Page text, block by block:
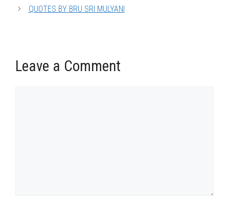
QUOTES BY BRU SRI MULYANI
Leave a Comment